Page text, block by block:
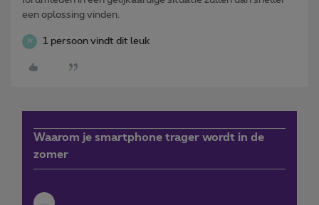
een oplossing vinden.
W 1 persoon vindt dit leuk
Waarom je smartphone trager wordt in de
zomer